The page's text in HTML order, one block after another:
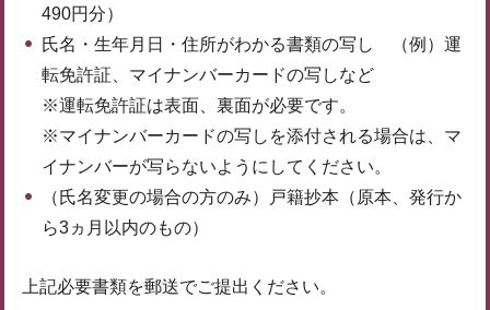
490円分）
氏名・生年月日・住所がわかる書類の写し （例）運
転免許証、マイナンバーカードの写しなど
※運転免許証は表面、裏面が必要です。
※マイナンバーカードの写しを添付される場合は、マ
イナンバーが写らないようにしてください。
（氏名変更の場合の方のみ）戸籍抄本（原本、発行か
ら3ヵ月以内のもの）
上記必要書類を郵送でご提出ください。